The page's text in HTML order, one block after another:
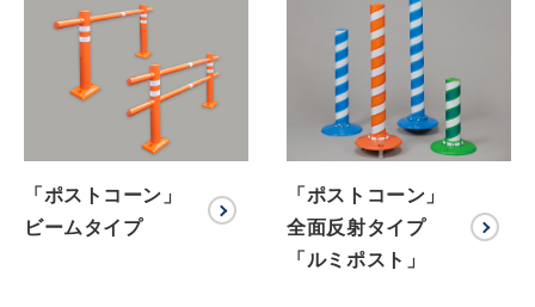
「ポストコーン」
ビームタイプ
「ポストコーン」
全面反射タイプ
「ルミポスト」